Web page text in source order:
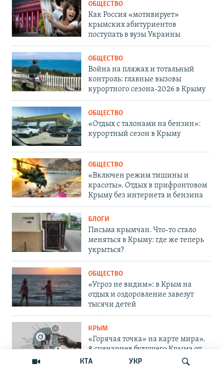
КТА УКР
ОБЩЕСТВО
Как Россия «мотивирует»
крымских абитуриентов
поступать в вузы Украины
ОБЩЕСТВО
Война на пляжах и тотальный
контроль: главные вызовы
курортного сезона-2026 в Крыму
ОБЩЕСТВО
«Отдых с талонами на бензин»:
курортный сезон в Крыму
ОБЩЕСТВО
«Включен режим тишины и
красоты». Отдых в прифронтовом
Крыму без интернета и бензина
БЛОГИ
Письма крымчан. Что-то стало
меняться в Крыму: где же теперь
укрыться?
ОБЩЕСТВО
«Угроз не видим»: в Крым на
отдых и оздоровление завезут
тысячи детей
КРЫМ
«Горячая точка» на карте мира».
8 сценариев будущего Крыма от
ИИ